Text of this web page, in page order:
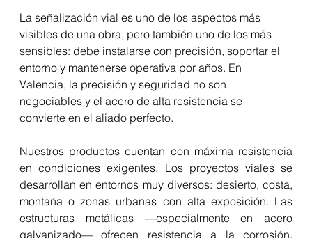
La señalización vial es uno de los aspectos más
visibles de una obra, pero también uno de los más
sensibles: debe instalarse con precisión, soportar el
entorno y mantenerse operativa por años. En
Valencia, la precisión y seguridad no son
negociables y el acero de alta resistencia se
convierte en el aliado perfecto.
Nuestros productos cuentan con máxima resistencia
en condiciones exigentes. Los proyectos viales se
desarrollan en entornos muy diversos: desierto, costa,
montaña o zonas urbanas con alta exposición. Las
estructuras metálicas —especialmente en acero
galvanizado— ofrecen resistencia a la corrosión,